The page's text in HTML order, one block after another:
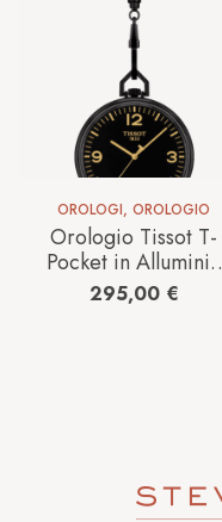
OROLOGI, OROLOGIO
Orologio Tissot T-
Pocket in Alluminio
T8634099905700
295,00 €